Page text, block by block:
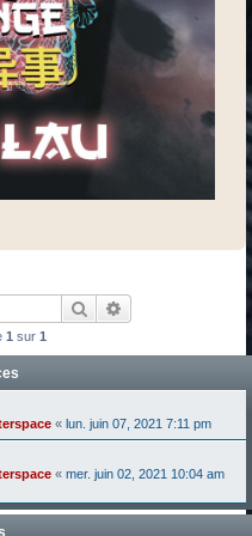
Rechercher
1 sur 1
« lun. juin 07, 2021 7:11 pm
« mer. juin 02, 2021 10:04 am